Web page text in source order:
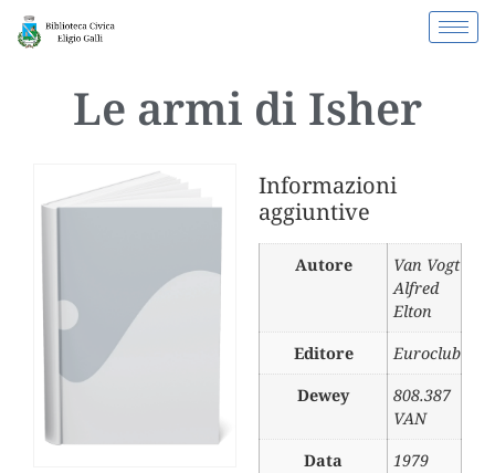
Le armi di Isher
Informazioni
aggiuntive
Autore
Van Vogt
Alfred
Elton
Editore
Euroclub
Dewey
808.387
VAN
Data
1979